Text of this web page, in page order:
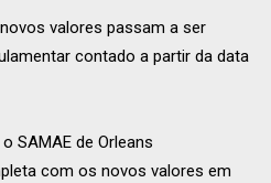
valores passam a ser
contado a partir da data
SAMAE de Orleans
com os novos valores em